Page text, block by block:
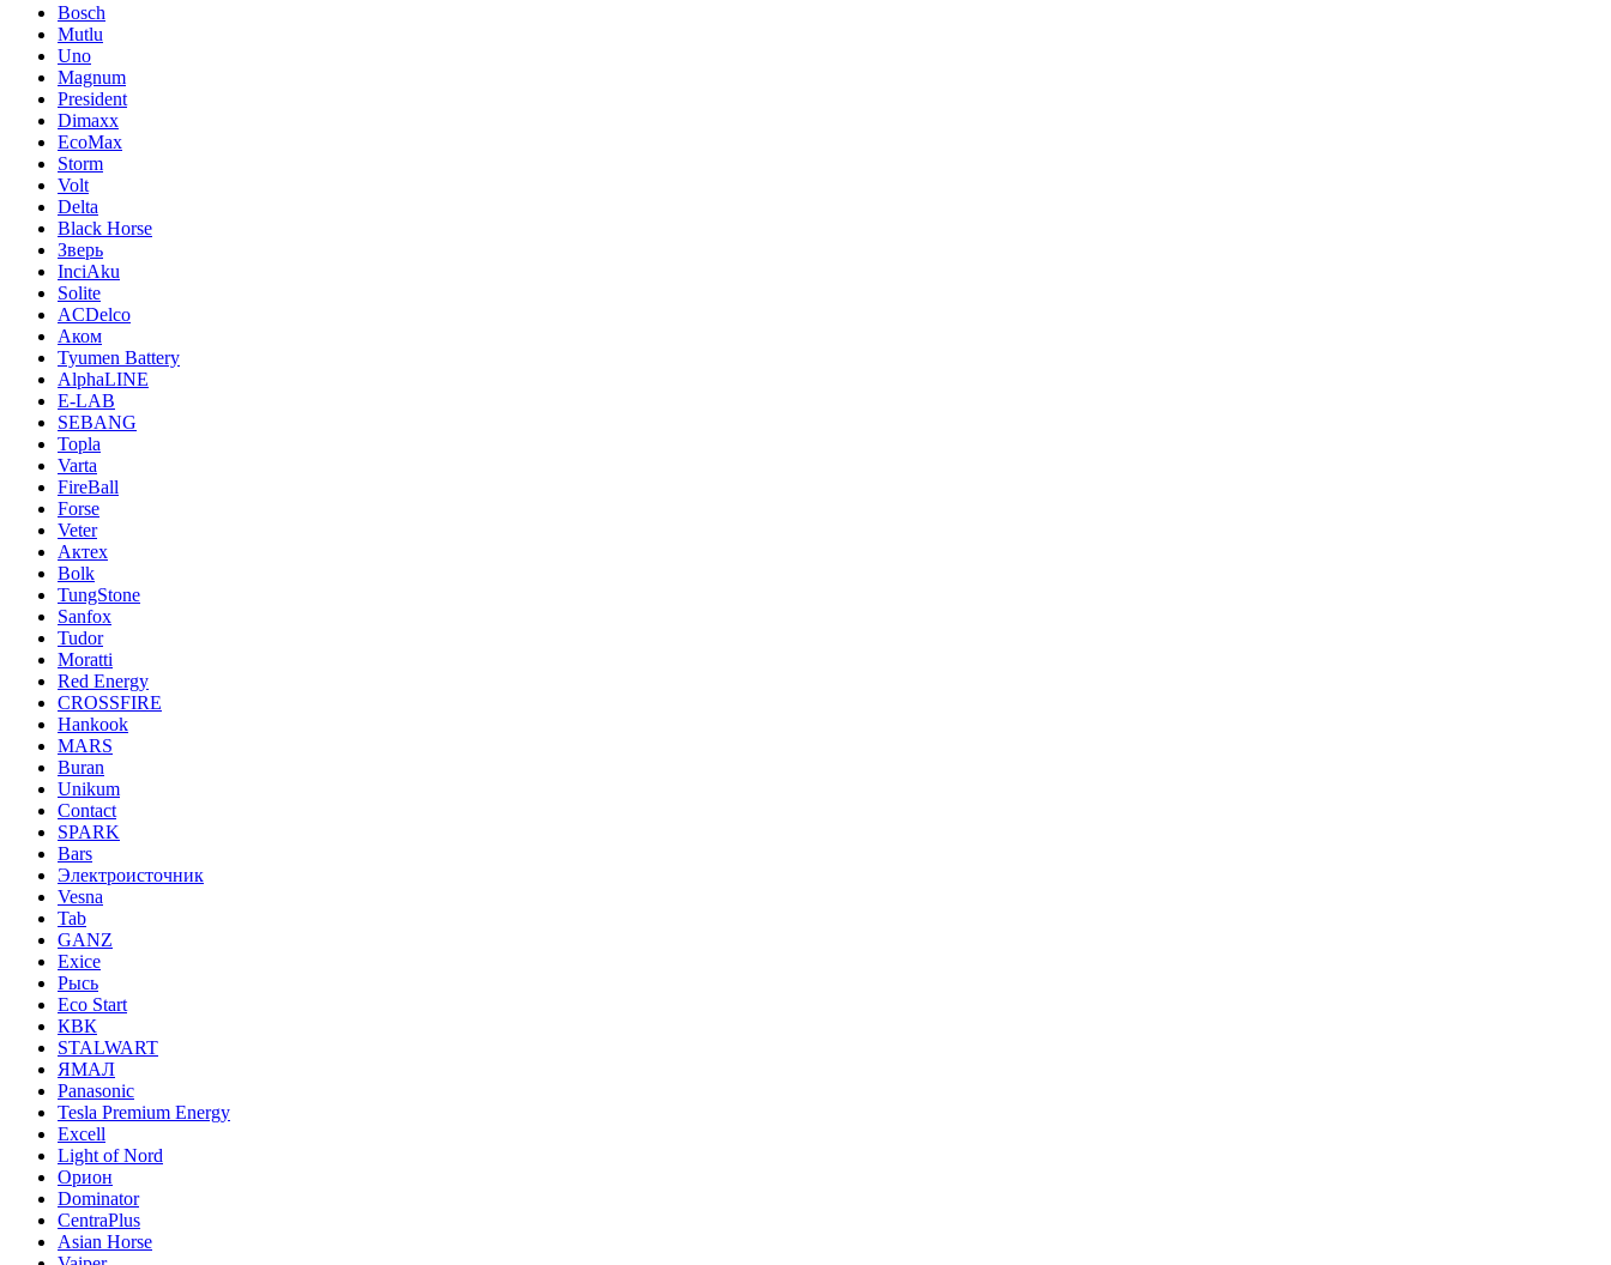
Bosch
Mutlu
Uno
Magnum
President
Dimaxx
EcoMax
Storm
Volt
Delta
Black Horse
Зверь
InciAku
Solite
ACDelco
Аком
Tyumen Battery
AlphaLINE
E-LAB
SEBANG
Topla
Varta
FireBall
Forse
Veter
Актех
Bolk
TungStone
Sanfox
Tudor
Moratti
Red Energy
CROSSFIRE
Hankook
MARS
Buran
Unikum
Contact
SPARK
Bars
Электроисточник
Vesna
Tab
GANZ
Exice
Рысь
Eco Start
КВК
STALWART
ЯМАЛ
Panasonic
Tesla Premium Energy
Excell
Light of Nord
Орион
Dominator
CentraPlus
Asian Horse